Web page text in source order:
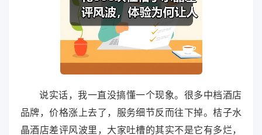
说实话，我一直没搞懂一个现象。很多中档酒店
品牌，价格涨上去了，服务细节反而往下掉。桔子水
晶酒店差评风波里，大家吐槽的其实不是它有多烂，